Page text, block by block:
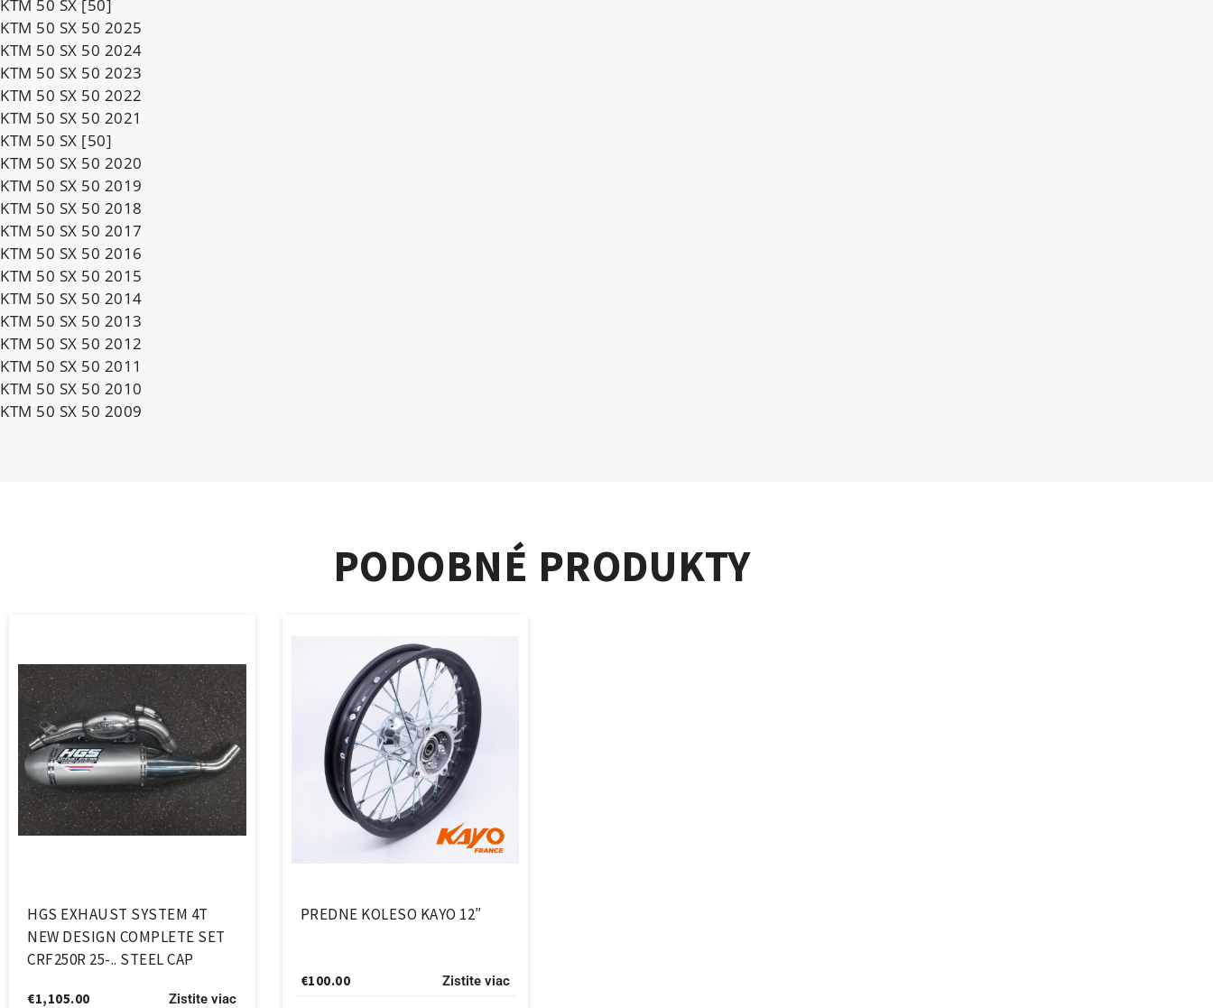
KTM 50 SX [50]
KTM 50 SX 50 2025
KTM 50 SX 50 2024
KTM 50 SX 50 2023
KTM 50 SX 50 2022
KTM 50 SX 50 2021
KTM 50 SX [50]
KTM 50 SX 50 2020
KTM 50 SX 50 2019
KTM 50 SX 50 2018
KTM 50 SX 50 2017
KTM 50 SX 50 2016
KTM 50 SX 50 2015
KTM 50 SX 50 2014
KTM 50 SX 50 2013
KTM 50 SX 50 2012
KTM 50 SX 50 2011
KTM 50 SX 50 2010
KTM 50 SX 50 2009
PODOBNÉ PRODUKTY
HGS EXHAUST SYSTEM 4T
NEW DESIGN COMPLETE SET
CRF250R 25-.. STEEL CAP
€1,105.00 Zistite viac
PREDNE KOLESO KAYO 12″
€100.00 Zistite viac